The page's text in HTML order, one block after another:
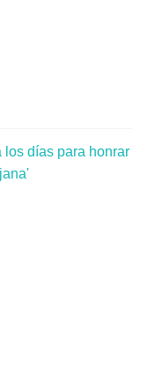
los días para honrar